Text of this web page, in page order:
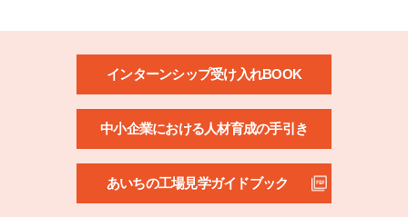
インターンシップ受け入れBOOK
中小企業における人材育成の手引き
あいちの工場見学ガイドブック